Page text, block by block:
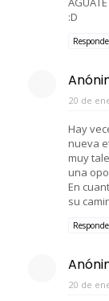
:D
20 de
Hay
nueva
muy
una
En
su
20 de